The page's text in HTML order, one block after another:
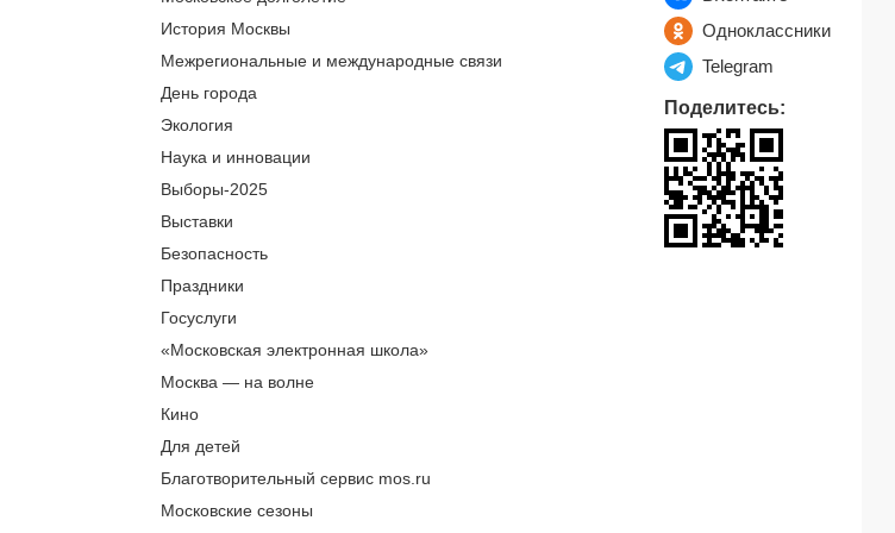
История Москвы
Межрегиональные и международные связи
День города
Экология
Наука и инновации
Выборы-2025
Выставки
Безопасность
Праздники
Госуслуги
«Московская электронная школа»
Москва — на волне
Кино
Для детей
Благотворительный сервис mos.ru
Московские сезоны
Одноклассники
Telegram
Поделитесь: